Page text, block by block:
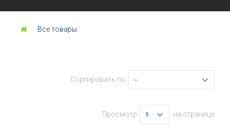
Все товары
Сортировать по --
Просмотр 8 на странице